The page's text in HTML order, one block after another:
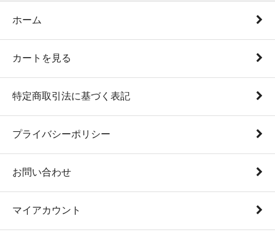
ホーム
カートを見る
特定商取引法に基づく表記
プライバシーポリシー
お問い合わせ
マイアカウント